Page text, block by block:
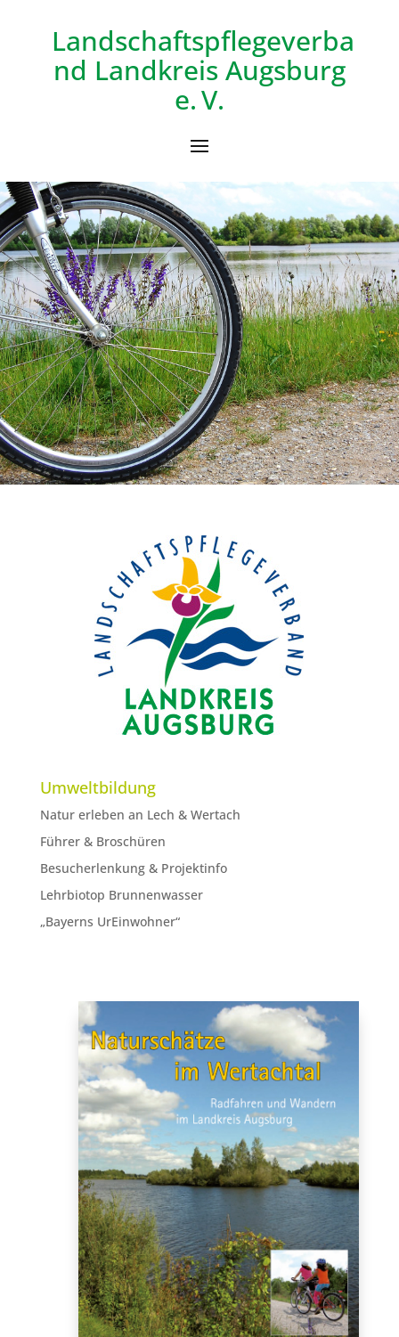
Landschaftspflegeverba
nd Landkreis Augsburg
e. V.
Umweltbildung
Natur erleben an Lech & Wertach
Führer & Broschüren
Besucherlenkung & Projektinfo
Lehrbiotop Brunnenwasser
„Bayerns UrEinwohner“